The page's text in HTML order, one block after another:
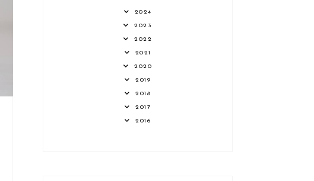
2024
2023
2022
2021
2020
2019
2018
2017
2016